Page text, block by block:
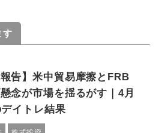
す
報告】米中貿易摩擦とFRB
念が市場を揺るがす｜4月
イトレ結果